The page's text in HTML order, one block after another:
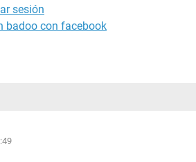
sesión
badoo con facebook